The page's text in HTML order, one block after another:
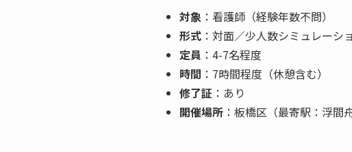
対象 ：看護師（経験年数不問）
形式 ：対面／少人数シミュレーシ
定員 ：4-7名程度
時間 ：7時間程度（休憩含む）
修了証 ：あり
開催場所 ：板橋区（最寄駅：浮間